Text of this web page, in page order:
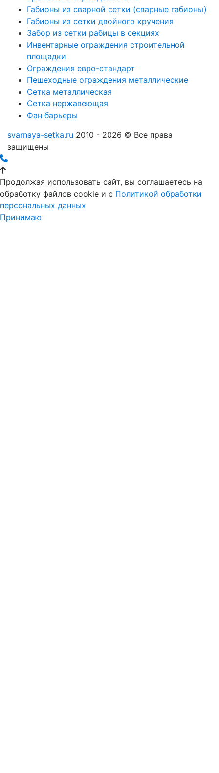
Габионы из сварной сетки (сварные габионы)
Габионы из сетки двойного кручения
Забор из сетки рабицы в секциях
Инвентарные ограждения строительной
площадки
Ограждения евро-стандарт
Пешеходные ограждения металлические
Сетка металлическая
Сетка нержавеющая
Фан барьеры
svarnaya-setka.ru 2010 - 2026 © Все права
защищены
Продолжая использовать сайт, вы соглашаетесь на
обработку файлов cookie и c Политикой обработки
персональных данных
Принимаю